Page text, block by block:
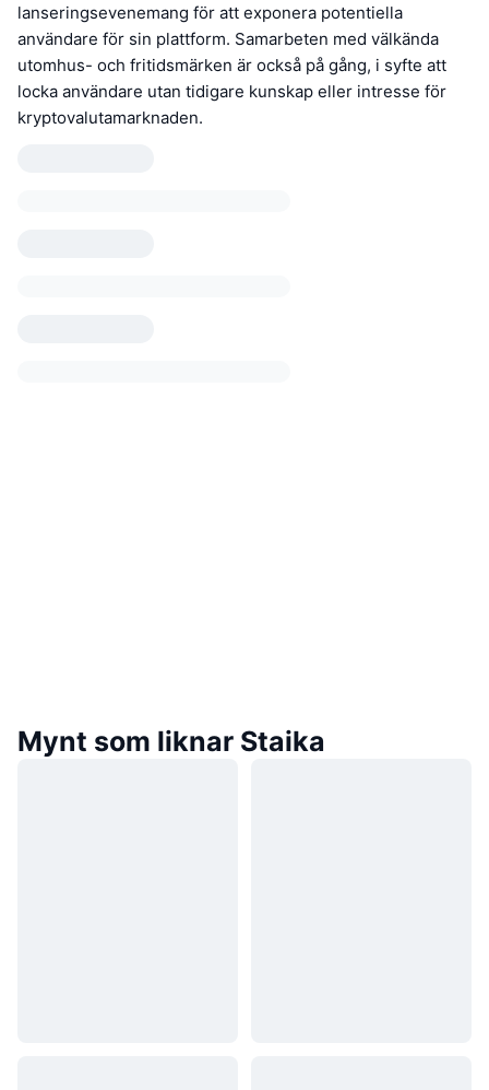
lanseringsevenemang för att exponera potentiella
användare för sin plattform. Samarbeten med välkända
utomhus- och fritidsmärken är också på gång, i syfte att
locka användare utan tidigare kunskap eller intresse för
kryptovalutamarknaden.
Mynt som liknar Staika